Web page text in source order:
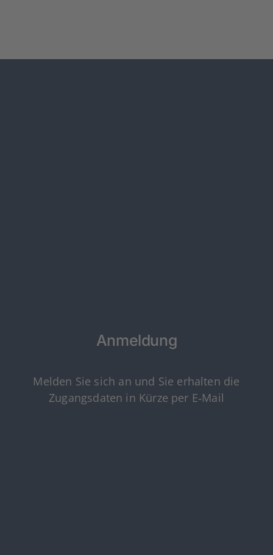
Anmel­dung
Mel­den Sie sich an und Sie erhal­ten die
Zugangs­da­ten in Kür­ze per E‑Mail